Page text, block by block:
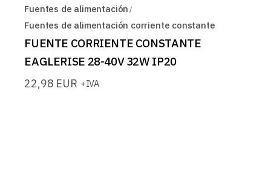
Fuentes de alimentación
Fuentes de alimentación corriente constante
FUENTE CORRIENTE CONSTANTE
EAGLERISE 28-40V 32W IP20
22,98 EUR +IVA